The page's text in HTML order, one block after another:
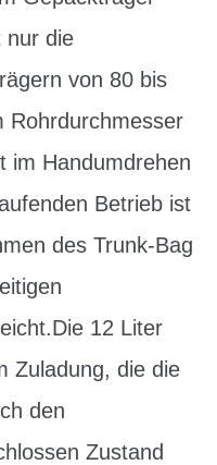
nur die
von 80 bis
Rohrdurchmesser
im Handumdrehen
Betrieb ist
des Trunk-Bag
12 Liter
Zuladung, die die
den
Zustand